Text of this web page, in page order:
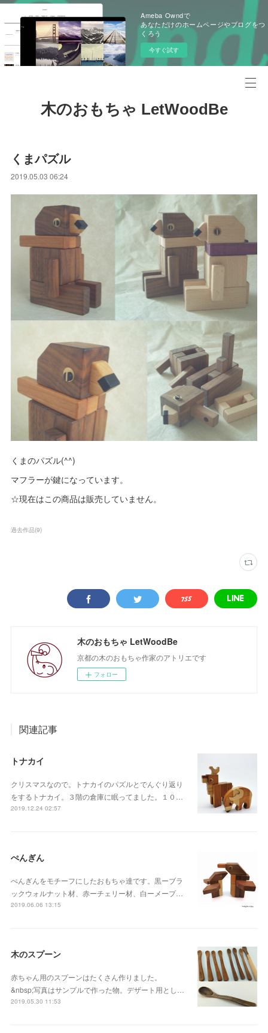
Ameba Owndで
あなただけのホームページやブログをつ
くろう
今すぐ試す
木のおもちゃ LetWoodBe
くまパズル
2019.05.03 06:24
くまのパズル(^^)
マフラーが鍵になっています。
☆現在はこの商品は販売していません。
過去作品(9)
木のおもちゃ LetWoodBe
京都の木のおもちゃ作家のアトリエです
フォロー
関連記事
トナカイ
クリスマスなので。トナカイのパズルとでんぐり返り
をするトナカイ。３階の倉庫に眠ってました。１０…
2019.12.24 02:57
ぺんぎん
ぺんぎんをモチーフにしたおもちゃ達です。黒ーブラ
ックウォルナット材、赤ーチェリー材、白ーメープ…
2019.06.06 13:15
木のスプーン
赤ちゃん用のスプーンはたくさん作りました。
&nbsp;写真はサンプルで作った物。デザート用とし…
2019.05.30 11:53